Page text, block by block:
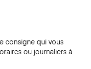
consigne qui vous
ou journaliers à